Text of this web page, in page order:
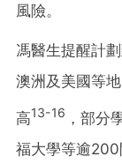
風險。
馮醫生提醒計
澳洲及美國等
高13-16 ，部分
福大學等逾